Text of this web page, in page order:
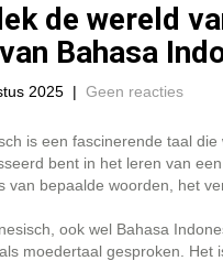
de wereld
Bahasa
2025 | Geen reacties
is een fascinerende taal
bent in het leren van
van bepaalde woorden, het
ook wel Bahasa
moedertaal gesproken. Het